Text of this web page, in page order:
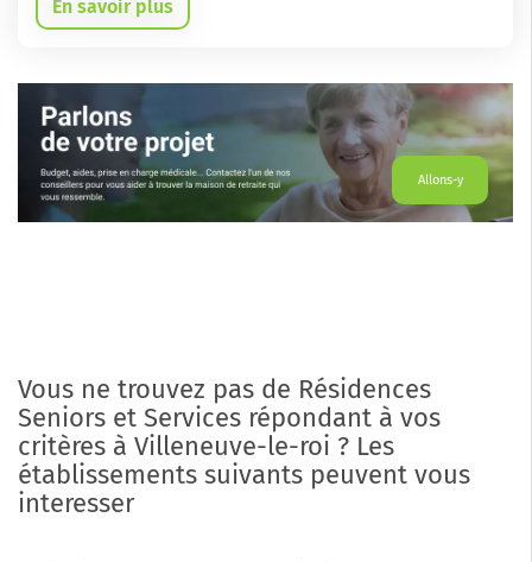
En savoir plus
Allons-y
Vous ne trouvez pas de Résidences
Seniors et Services répondant à vos
critères à Villeneuve-le-roi ? Les
établissements suivants peuvent vous
interesser